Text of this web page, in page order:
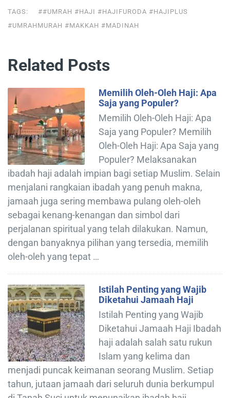
TAGS:
##UMRAH #HAJI #HAJIFURODA #HAJIPLUS
#UMRAHMURAH #MAKKAH #MADINAH
Related Posts
Memilih Oleh-Oleh Haji: Apa
Saja yang Populer?
Memilih Oleh-Oleh Haji: Apa
Saja yang Populer? Memilih
Oleh-Oleh Haji: Apa Saja yang
Populer? Melaksanakan
ibadah haji adalah impian bagi setiap Muslim. Selain
menjalani rangkaian ibadah yang penuh makna,
jamaah juga sering membawa pulang oleh-oleh
sebagai kenang-kenangan dan simbol dari
perjalanan spiritual yang telah dilakukan. Namun,
dengan banyaknya pilihan yang tersedia, memilih
oleh-oleh yang tepat …
Istilah Penting yang Wajib
Diketahui Jamaah Haji
Istilah Penting yang Wajib
Diketahui Jamaah Haji Ibadah
haji adalah salah satu rukun
Islam yang kelima dan
menjadi puncak keimanan seorang Muslim. Setiap
tahun, jutaan jamaah dari seluruh dunia berkumpul